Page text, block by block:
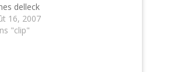
delleck
16, 2007
"clip"